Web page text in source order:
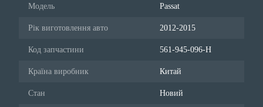
Модель Passat
Рік виготовлення авто 2012-2015
Код запчастини 561-945-096-H
Країна виробник Китай
Стан Новий